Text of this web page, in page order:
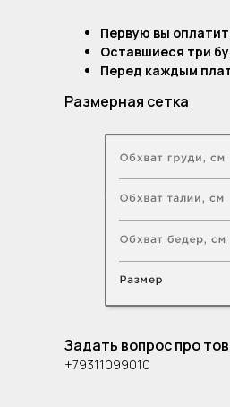
Первую вы
Оставшиеся три
Перед каждым
Размерная сетка
Задать вопрос про
+79311099010